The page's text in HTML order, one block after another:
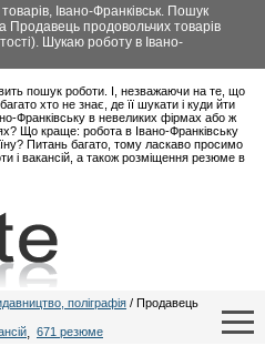
Івано-Франківськ. Пошук
Продавець продовольчих товарів
Шукаю роботу в Івано-
пошук роботи. І, незважаючи на те, що
хто не знає, де її шукати і куди йти
Франківську в невеликих фірмах або ж
Що краще: робота в Івано-Франківську
Питань багато, тому ласкаво просимо
і вакансій, а також розміщення резюме в
поліграфія / Продавець
, 671 резюме